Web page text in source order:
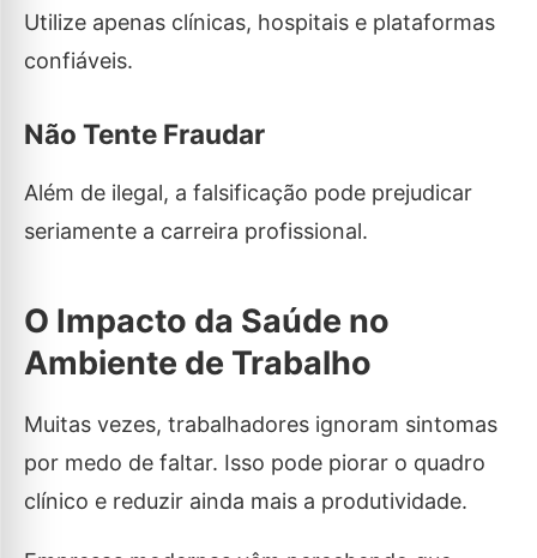
Utilize apenas clínicas, hospitais e plataformas
confiáveis.
Não Tente Fraudar
Além de ilegal, a falsificação pode prejudicar
seriamente a carreira profissional.
O Impacto da Saúde no
Ambiente de Trabalho
Muitas vezes, trabalhadores ignoram sintomas
por medo de faltar. Isso pode piorar o quadro
clínico e reduzir ainda mais a produtividade.